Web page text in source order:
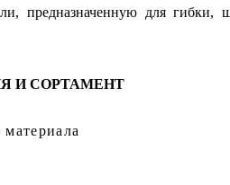
предназначенную для гибки,
И СОРТАМЕНТ
материала